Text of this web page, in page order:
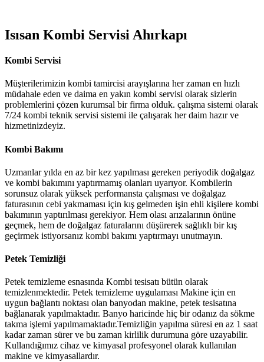
Isısan Kombi Servisi Ahırkapı
Kombi Servisi
Müşterilerimizin kombi tamircisi arayışlarına her zaman en hızlı
müdahale eden ve daima en yakın kombi servisi olarak sizlerin
problemlerini çözen kurumsal bir firma olduk. çalışma sistemi olarak
7/24 kombi teknik servisi sistemi ile çalışarak her daim hazır ve
hizmetinizdeyiz.
Kombi Bakımı
Uzmanlar yılda en az bir kez yapılması gereken periyodik doğalgaz
ve kombi bakımını yaptırmamış olanları uyarıyor. Kombilerin
sorunsuz olarak yüksek performansta çalışması ve doğalgaz
faturasının cebi yakmaması için kış gelmeden işin ehli kişilere kombi
bakımının yaptırılması gerekiyor. Hem olası arızalarının önüne
geçmek, hem de doğalgaz faturalarını düşürerek sağlıklı bir kış
geçirmek istiyorsanız kombi bakımı yaptırmayı unutmayın.
Petek Temizliği
Petek temizleme esnasında Kombi tesisatı bütün olarak
temizlenmektedir. Petek temizleme uygulaması Makine için en
uygun bağlantı noktası olan banyodan makine, petek tesisatına
bağlanarak yapılmaktadır. Banyo haricinde hiç bir odanız da sökme
takma işlemi yapılmamaktadır.Temizliğin yapılma süresi en az 1 saat
kadar zaman sürer ve bu zaman kirlilik durumuna göre uzayabilir.
Kullandığımız cihaz ve kimyasal profesyonel olarak kullanılan
makine ve kimyasallardır.